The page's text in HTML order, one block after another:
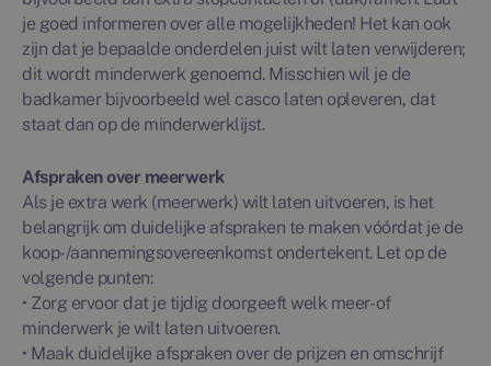
je goed informeren over alle mogelijkheden! Het kan ook
zijn dat je bepaalde onderdelen juist wilt laten verwijderen;
dit wordt minderwerk genoemd. Misschien wil je de
badkamer bijvoorbeeld wel casco laten opleveren, dat
staat dan op de minderwerklijst.
Afspraken over meerwerk
Als je extra werk (meerwerk) wilt laten uitvoeren, is het
belangrijk om duidelijke afspraken te maken vóórdat je de
koop-/aannemingsovereenkomst ondertekent. Let op de
volgende punten:
• Zorg ervoor dat je tijdig doorgeeft welk meer- of
minderwerk je wilt laten uitvoeren.
• Maak duidelijke afspraken over de prijzen en omschrijf